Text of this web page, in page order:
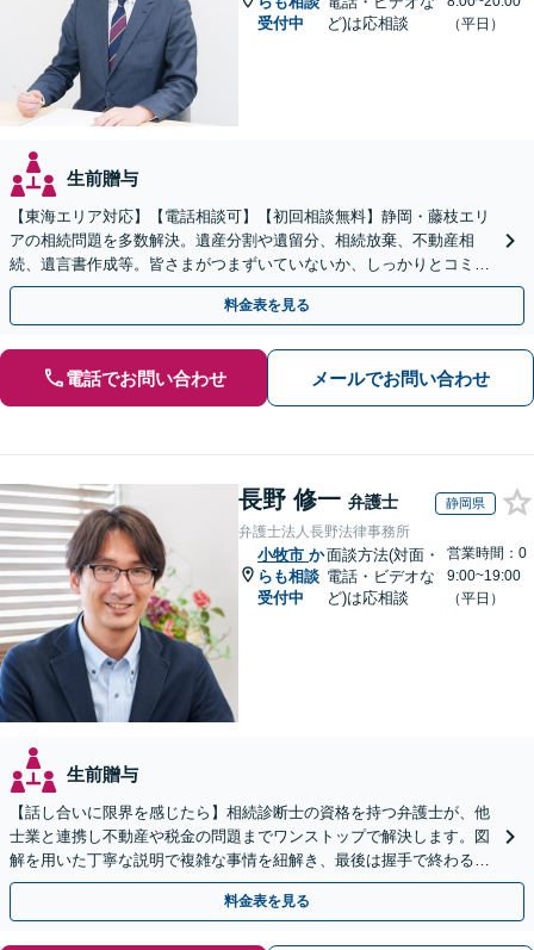
受付中
ど)は応相談
（平日）
生前贈与
【東海エリア対応】【電話相談可】【初回相談無料】静岡・藤枝エリ
アの相続問題を多数解決。遺産分割や遺留分、相続放棄、不動産相
続、遺言書作成等。皆さまがつまずいていないか、しっかりとコミュ
ニケーションを取りながらお話を進めます【休日夜間相談可】
料金表を見る
電話でお問い合わせ メールでお問い合わせ
長野 修一 弁護士 静岡県
弁護士法人長野法律事務所
小牧市 か
らも相談
受付中
面談方法(対面・
電話・ビデオな
ど)は応相談
営業時間：0
9:00~19:00
（平日）
生前贈与
【話し合いに限界を感じたら】相続診断士の資格を持つ弁護士が、他
士業と連携し不動産や税金の問題までワンストップで解決します。図
解を用いた丁寧な説明で複雑な事情を紐解き、最後は握手で終わる円
満な解決へ導きます。【東海エリア・神奈川県対応】
料金表を見る